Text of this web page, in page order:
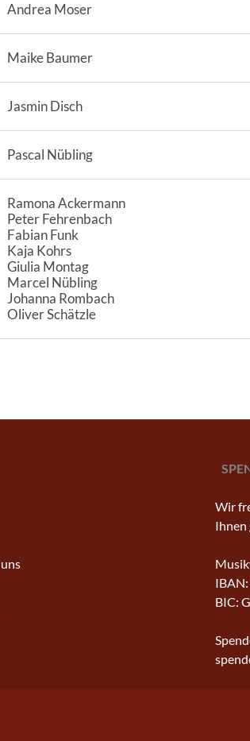
Andrea Moser
Maike Baumer
Jasmin Disch
Pascal Nübling
Ramona Ackermann
Peter Fehrenbach
Fabian Funk
Kaja Kohrs
Giulia Montag
Marcel Nübling
Johanna Rombach
Oliver Schätzle
Wir
Ihnen
BIC: